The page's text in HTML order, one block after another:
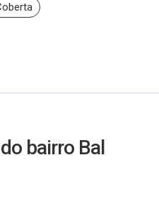
bairro Bal